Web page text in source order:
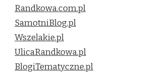
Randkowa.com.pl
SamotniBlog.pl
Wszelakie.pl
UlicaRandkowa.pl
BlogiTematyczne.pl